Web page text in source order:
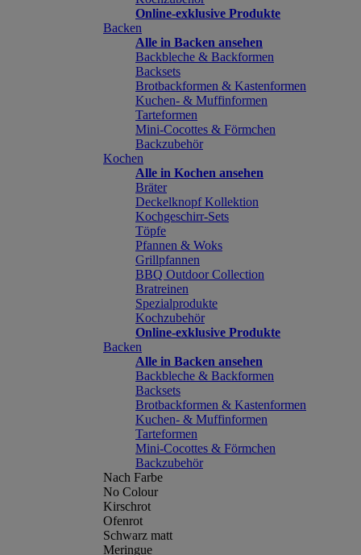
Online-exklusive Produkte
Backen
Alle in Backen ansehen
Backbleche & Backformen
Backsets
Brotbackformen & Kastenformen
Kuchen- & Muffinformen
Tarteformen
Mini-Cocottes & Förmchen
Backzubehör
Kochen
Alle in Kochen ansehen
Bräter
Deckelknopf Kollektion
Kochgeschirr-Sets
Töpfe
Pfannen & Woks
Grillpfannen
BBQ Outdoor Collection
Bratreinen
Spezialprodukte
Kochzubehör
Online-exklusive Produkte
Backen
Alle in Backen ansehen
Backbleche & Backformen
Backsets
Brotbackformen & Kastenformen
Kuchen- & Muffinformen
Tarteformen
Mini-Cocottes & Förmchen
Backzubehör
Nach Farbe
No Colour
Kirschrot
Ofenrot
Schwarz matt
Meringue